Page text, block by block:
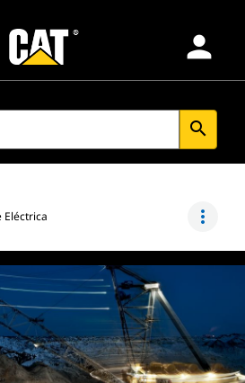
person
search
Eléctrica more_vert